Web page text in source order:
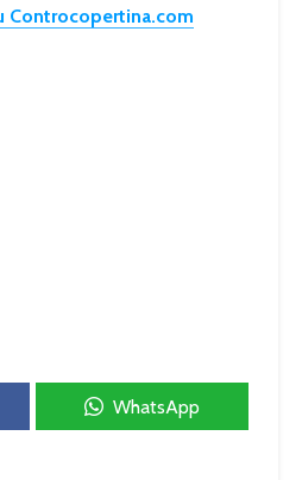
Controcopertina.com
WhatsApp